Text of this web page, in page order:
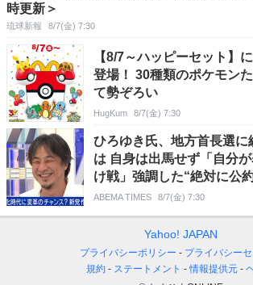
時更新＞
琉球新報 8/7(金) 7:30
【8/7～ハッピーセット】
登場！ 30種類のポケモン
て勢ぞろい
HugKum 8/7(金) 7:30
ひろゆき氏、地方首長選に
は 自身は出馬せず「自分
け戦」強調した“絶対に公
新システムの内容
ABEMA TIMES 8/7(金) 7:30
Yahoo! JAPAN
プライバシーポリシー
プライバシー
規約
ステートメント 情報提供元